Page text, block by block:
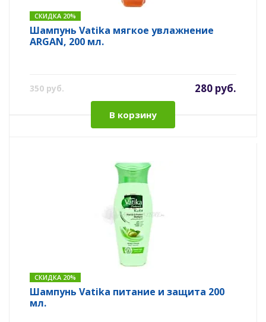
СКИДКА 20%
Шампунь Vatika мягкое увлажнение
ARGAN, 200 мл.
350 руб. 280 руб.
В корзину
СКИДКА 20%
Шампунь Vatika питание и защита 200
мл.